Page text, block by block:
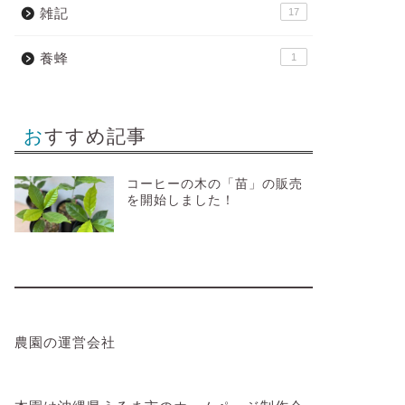
雑記 17
養蜂 1
おすすめ記事
コーヒーの木の「苗」の販売
を開始しました！
農園の運営会社